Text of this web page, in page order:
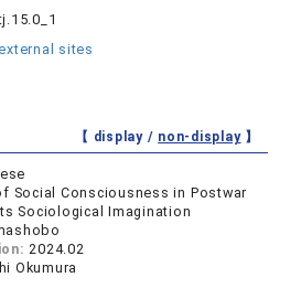
sites
【 display / non-display】
Social Consciousness in Postwar
Sociological Imagination
2024.02
Okumura